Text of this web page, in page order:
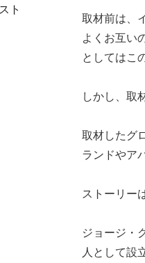
ト
取材前は、
よくお互い
としてはこ
しかし、取
取材したグ
ランドやア
ストーリー
ジョージ・
人として設立